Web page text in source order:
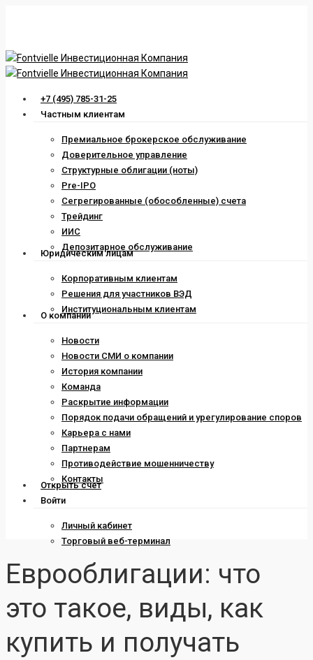
content
Menu
+7 (495) 785-31-25
Частным клиентам
Премиальное брокерское обслуживание
Доверительное управление
Структурные облигации (ноты)
Pre-IPO
Сегрегированные (обособленные) счета
Трейдинг
ИИС
Депозитарное обслуживание
Юридическим лицам
Корпоративным клиентам
Решения для участников ВЭД
Институциональным клиентам
О компании
Новости
Новости СМИ о компании
История компании
Команда
Раскрытие информации
Порядок подачи обращений и урегулирование споров
Карьера с нами
Партнерам
Противодействие мошенничеству
Контакты
Открыть счет
Войти
Личный кабинет
Торговый веб-терминал
Еврооблигации: что
это такое, виды, как
купить и получать